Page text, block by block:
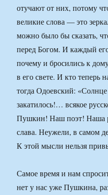
отучают от них, потому
великие слова — это
можно было бы сказать,
перед Богом. И каждый
почему и бросились к
в его свете. И кто теперь
тогда Одоевский:
закатилось!… всякое
Пушкин! Наш поэт! Наша
слава. Неужели, в самом
К этой мысли нельзя
Самое время и нам
нет у нас уже Пушкина,